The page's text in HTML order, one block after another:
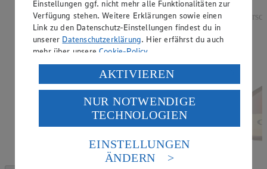
dt. Schnittkäse, in Würfeln oder Scheiben, versch.
Sorten und Fettstufen, 120/140g Packung, (1kg =
12,42/10,64)
Einstellungen ggf. nicht mehr alle Funktionalitäten zur
Verfügung stehen. Weitere Erklärungen sowie einen
Link zu den Datenschutz-Einstellungen findest du in
unserer Datenschutzerklärung. Hier erfährst du auch
mehr über unsereCookie-Policy.
Verarbeitung deiner personenbezogenen Daten in den
USA durch Facebook und YouTube:
Wenn du auf „Aktivieren“ klickst, willigst du im Sinne
des Art. 49 Abs. 1 Satz 1 lit. a) DSGVO ein, dass deine
Daten in den USA verarbeitet werden. Der EuGH sieht
die USA als Land mit einem nach europäischen
Standards nicht angemessenen Datenschutzniveau an.
Es besteht das Risiko eines Zugriffs durch US-
AKTIVIEREN
NUR NOTWENDIGE
TECHNOLOGIEN
EINSTELLUNGEN
ÄNDERN